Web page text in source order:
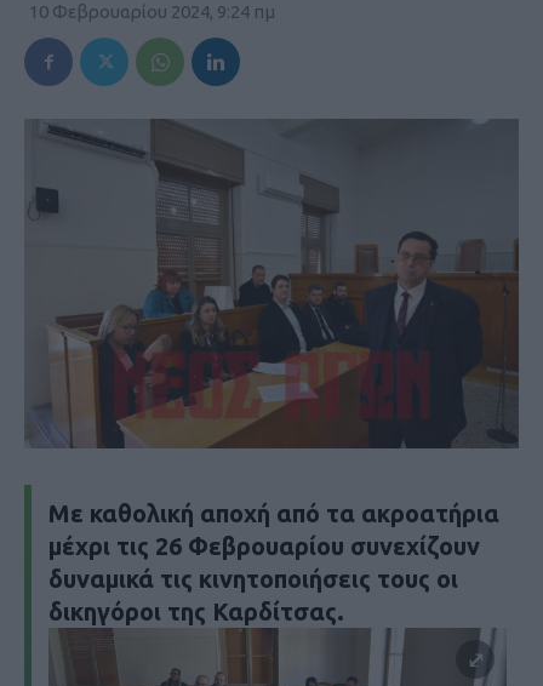
10 Φεβρουαρίου 2024, 9:24 πμ
Με καθολική αποχή από τα ακροατήρια
μέχρι τις 26 Φεβρουαρίου συνεχίζουν
δυναμικά τις κινητοποιήσεις τους οι
δικηγόροι της Καρδίτσας.